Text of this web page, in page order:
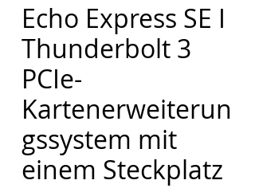
Echo Express SE I
Thunderbolt 3
PCIe-
Kartenerweiterun
gssystem mit
einem Steckplatz